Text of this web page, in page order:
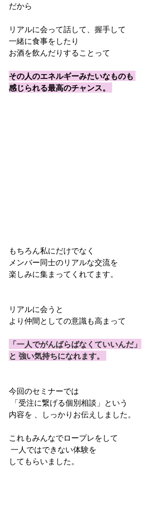
だから
リアルに会って話して、握手して
一緒に食事をしたり
お酒を飲んだりすることって
その人のエネルギーみたいなものも
感じられる最高のチャンス。
もちろん私にだけでなく
メンバー同士のリアルな交流を
楽しみに集まってくれてます。
リアルに会うと
より仲間としての意識も高まって
「一人でがんばらばなくていいんだ」
と 強い気持ちになれます。
今回のセミナーでは
「受注に繋げる個別相談」という
内容を 、しっかりお伝えしました。
これもみんなでロープレをして
一人ではできない体験を
してもらいました。